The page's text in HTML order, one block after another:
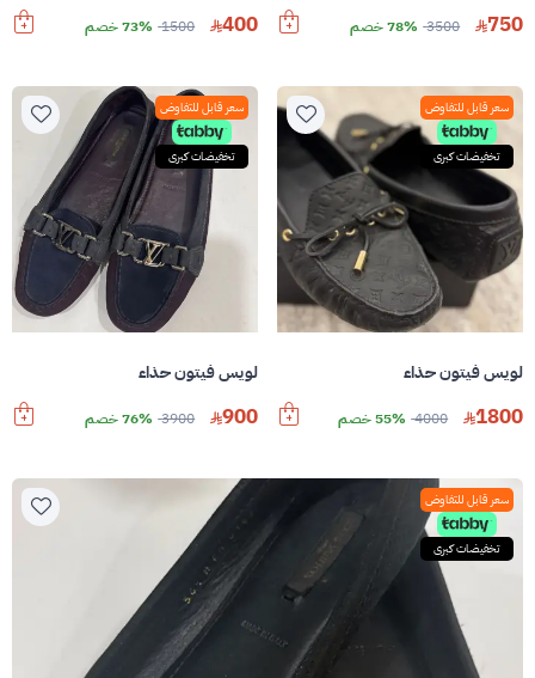
750
3500 78% خصم 400
1500 73% خصم
سعر قابل للتفاوض
تخفيضات كبرى
لويس فيتون حذاء
1800
4000 55% خصم
سعر قابل للتفاوض
تخفيضات كبرى
لويس فيتون حذاء
900
3900 76% خصم
سعر قابل للتفاوض
تخفيضات كبرى